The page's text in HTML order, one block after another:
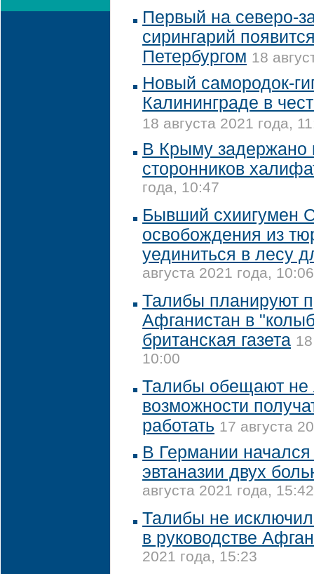
Первый на северо-
сирингарий
Петербургом 18
Новый самородок-
Калининграде в
18 августа 2021 года,
В Крыму задержано
сторонников
года, 10:47
Бывший схиигумен
освобождения из
уединиться в лесу
августа 2021 года, 10:06
Талибы планируют
Афганистан в
британская газета
10:00
Талибы обещают
возможности
работать 17 августа
В Германии
эвтаназии двух
августа 2021 года, 15:42
Талибы не
в руководстве
2021 года, 15:23